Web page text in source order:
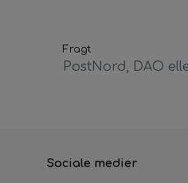
Fragt
PostNord, DAO
Sociale medier